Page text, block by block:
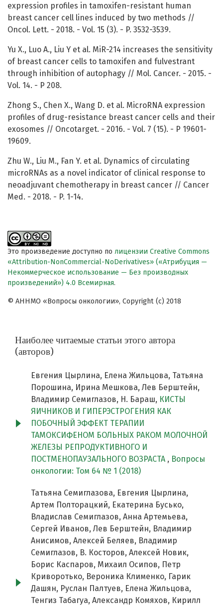
expression profiles in tamoxifen-resistant human
breast cancer cell lines induced by two methods //
Oncol. Lett. - 2018. - Vol. 15 (3). - P. 3532-3539.
Yu X., Luo A., Liu Y et al. MiR-214 increases the sensitivity
of breast cancer cells to tamoxifen and fulvestrant
through inhibition of autophagy // Mol. Cancer. - 2015. -
Vol. 14. - P 208.
Zhong S., Chen X., Wang D. et al. MicroRNA expression
profiles of drug-resistance breast cancer cells and their
exosomes // Oncotarget. - 2016. - Vol. 7 (15). - P 19601-
19609.
Zhu W., Liu M., Fan Y. et al. Dynamics of circulating
microRNAs as a novel indicator of clinical response to
neoadjuvant chemotherapy in breast cancer // Cancer
Med. - 2018. - P. 1-14.
Это произведение доступно по лицензии Creative Commons
«Attribution-NonCommercial-NoDerivatives» («Атрибуция —
Некоммерческое использование — Без производных
произведений») 4.0 Всемирная.
© АННМО «Вопросы онкологии», Copyright (c) 2018
Наиболее читаемые статьи этого автора
(авторов)
Евгения Цырлина, Елена Жильцова, Татьяна
Порошина, Ирина Мешкова, Лев Берштейн,
Владимир Семиглазов, Н. Бараш, КИСТЫ
ЯИЧНИКОВ И ГИПЕРЭСТРОГЕНИЯ КАК
ПОБОЧНЫЙ ЭФФЕКТ ТЕРАПИИ
ТАМОКСИФЕНОМ БОЛЬНЫХ РАКОМ МОЛОЧНОЙ
ЖЕЛЕЗЫ РЕПРОДУКТИВНОГО И
ПОСТМЕНОПАУЗАЛЬНОГО ВОЗРАСТА , Вопросы
онкологии: Том 64 № 1 (2018)
Татьяна Семиглазова, Евгения Цырлина,
Артем Полторацкий, Екатерина Бусько,
Владислав Семиглазов, Анна Артемьева,
Сергей Иванов, Лев Берштейн, Владимир
Анисимов, Алексей Беляев, Владимир
Семиглазов, В. Косторов, Алексей Новик,
Борис Каспаров, Михаил Осипов, Петр
Криворотько, Вероника Клименко, Гарик
Дашян, Руслан Палтуев, Елена Жильцова,
Тенгиз Табагуа, Александр Комяхов, Кирилл